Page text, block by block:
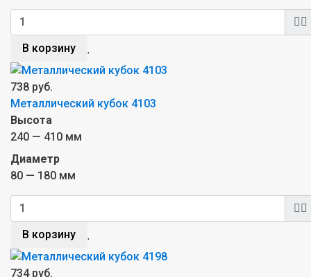
В корзину
738 руб.
Металлический кубок 4103
Высота
240 — 410 мм
Диаметр
80 — 180 мм
В корзину
734 руб.